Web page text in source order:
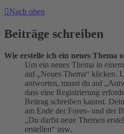
Nach oben
Beiträge schreiben
Wie erstelle ich ein neues Thema
Um ein neues Thema in
auf „Neues Thema“ klicken.
antworten, musst du auf
dass eine Registrierung
Beitrag schreiben kannst.
am Ende der Foren- und der
„Du darfst neue Themen
erstellen“ usw.